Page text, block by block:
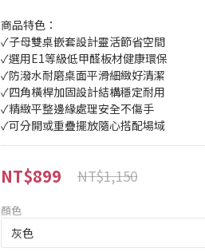
商品特色：
✓子母雙桌嵌套設計靈活節省空間
✓選用E1等級低甲醛板材健康環保
✓防潑水耐磨桌面平滑細緻好清潔
✓四角橫桿加固設計結構穩定耐用
✓精緻平整邊緣處理安全不傷手
✓可分開或重疊擺放隨心搭配場域
NT$899 NT$1,150
顏色